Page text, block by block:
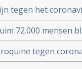
tegen het
72.000 mensen
- Covid-19
tegen
virus in bloed,